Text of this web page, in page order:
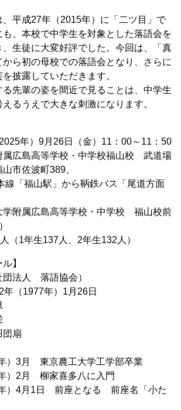
平成27年（2015年）に「二ツ目」で
、本校で中学生を対象とした落語会を
、生徒に大変好評でした。今回は、「真
ら初の母校での落語会となり、さらに
披露していただきます。
先輩の姿を間近で見ることは、中学生
るうえで大きな刺激になります。
年）9月26日（金）11：00～11：50
属広島高等学校・中学校福山校 武道場
佐波町389、
山駅」から鞆鉄バス「尾道方面
広島高等学校・中学校 福山校前
（1年生137人、2年生132人）
】
団法人 落語協会）
（1977年）1月26日
扇
）3月 東京農工大学工学部卒業
）2月 柳家喜多八に入門
）4月1日 前座となる 前座名「小た